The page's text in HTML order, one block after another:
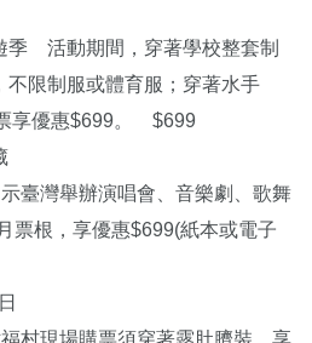
活動期間，穿著學校整套制
不限制服或體育服；穿著水手
享優惠$699。 $699
臺灣舉辦演唱會、音樂劇、歌舞
票根，享優惠$699(紙本或電子
村現場購票須穿著露肚臍裝，享